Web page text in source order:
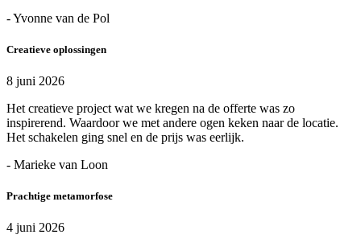
- Yvonne van de Pol
Creatieve oplossingen
8 juni 2026
Het creatieve project wat we kregen na de offerte was zo
inspirerend. Waardoor we met andere ogen keken naar de locatie.
Het schakelen ging snel en de prijs was eerlijk.
- Marieke van Loon
Prachtige metamorfose
4 juni 2026